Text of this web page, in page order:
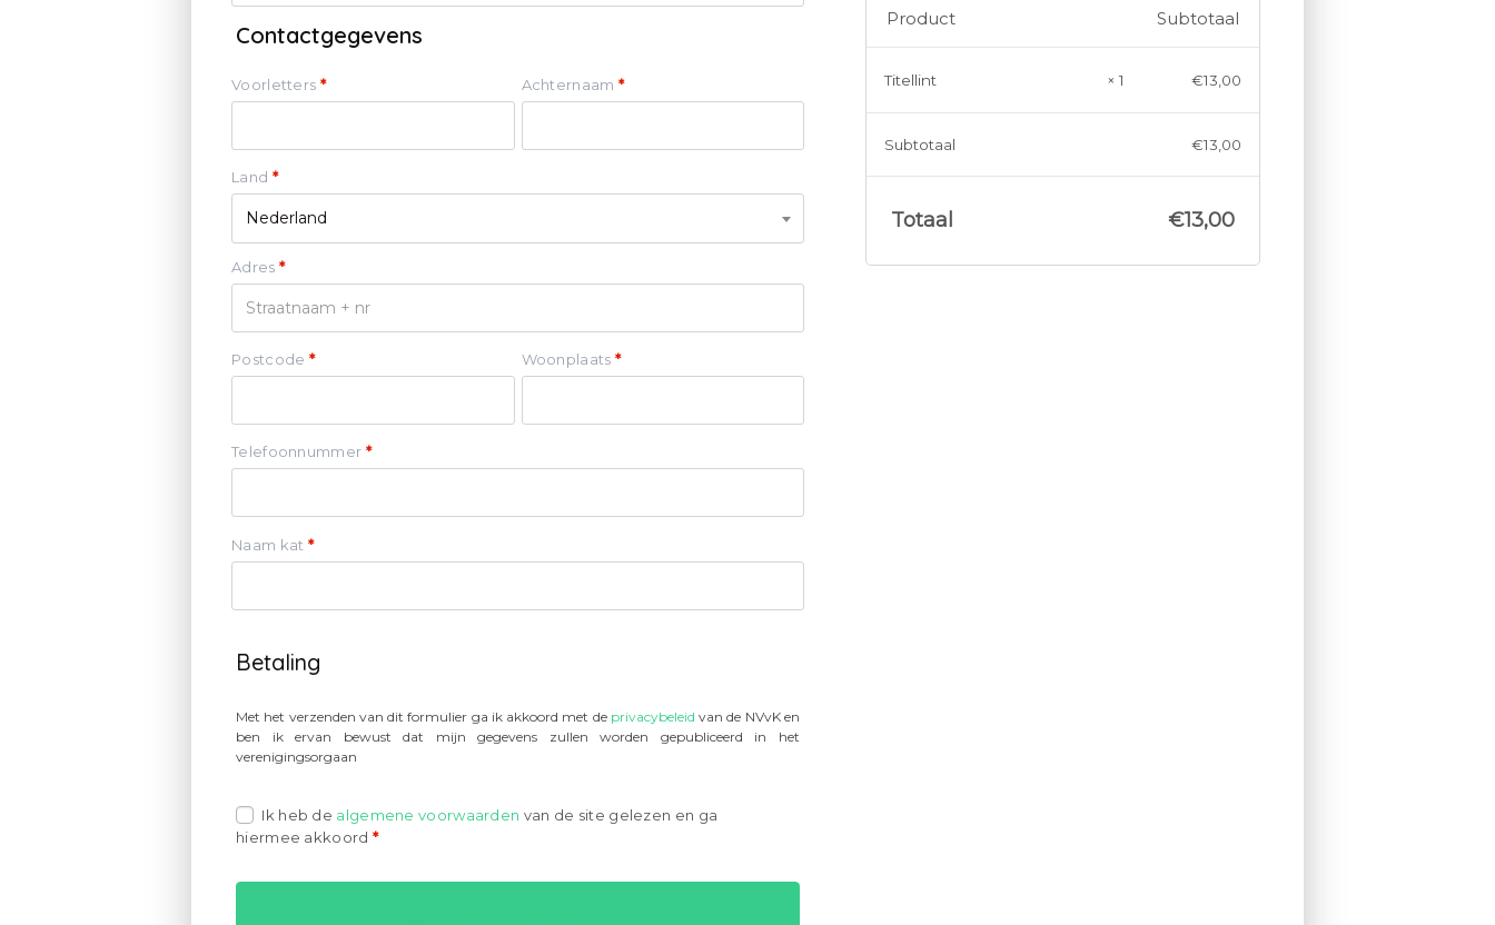
Contactgegevens
Voorletters * Achternaam *
Land *
Nederland
Adres *
Postcode * Woonplaats *
Telefoonnummer *
Naam kat *
Betaling
Met het verzenden van dit formulier ga ik akkoord met de privacybeleid van de NVvK en
ben ik ervan bewust dat mijn gegevens zullen worden gepubliceerd in het
verenigingsorgaan
Ik heb de algemene voorwaarden van de site gelezen en ga
hiermee akkoord *
Product Subtotaal
Titellint × 1 €13,00
Subtotaal €13,00
Totaal €13,00